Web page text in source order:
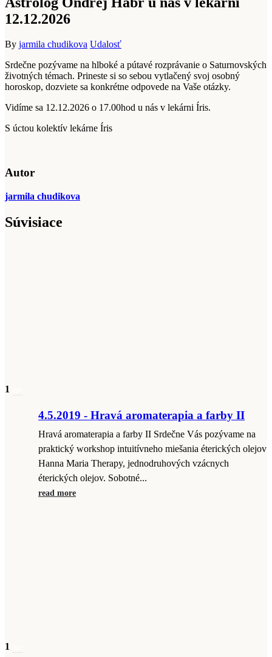
12.12.2026
By jarmila chudikova Udalosť
Srdečne pozývame na hlboké a pútavé rozprávanie o Saturnovských
životných témach. Prineste si so sebou vytlačený svoj osobný
horoskop, dozviete sa konkrétne odpovede na Vaše otázky.
Vidíme sa 12.12.2026 o 17.00hod u nás v lekárni Íris.
S úctou kolektív lekárne Íris
Autor
jarmila chudikova
Súvisiace
1
4.5.2019 - Hravá aromaterapia a farby II
Hravá aromaterapia a farby II Srdečne Vás pozývame na
praktický workshop intuitívneho miešania éterických olejov
Hanna Maria Therapy, jednodruhových vzácnych
éterických olejov. Sobotné...
read more
1